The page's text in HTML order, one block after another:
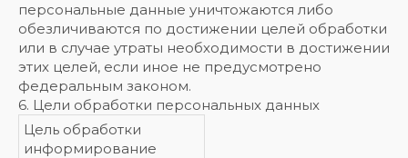
персональные данные уничтожаются либо
обезличиваются по достижении целей обработки
или в случае утраты необходимости в достижении
этих целей, если иное не предусмотрено
федеральным законом.
6. Цели обработки персональных данных
Цель обработки
информирование